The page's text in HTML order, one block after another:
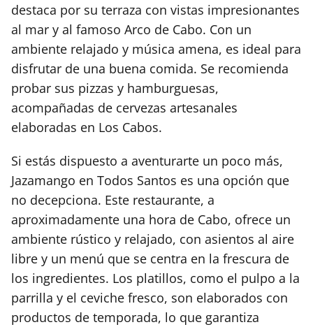
destaca por su terraza con vistas impresionantes
al mar y al famoso Arco de Cabo. Con un
ambiente relajado y música amena, es ideal para
disfrutar de una buena comida. Se recomienda
probar sus pizzas y hamburguesas,
acompañadas de cervezas artesanales
elaboradas en Los Cabos.
Si estás dispuesto a aventurarte un poco más,
Jazamango en Todos Santos es una opción que
no decepciona. Este restaurante, a
aproximadamente una hora de Cabo, ofrece un
ambiente rústico y relajado, con asientos al aire
libre y un menú que se centra en la frescura de
los ingredientes. Los platillos, como el pulpo a la
parrilla y el ceviche fresco, son elaborados con
productos de temporada, lo que garantiza